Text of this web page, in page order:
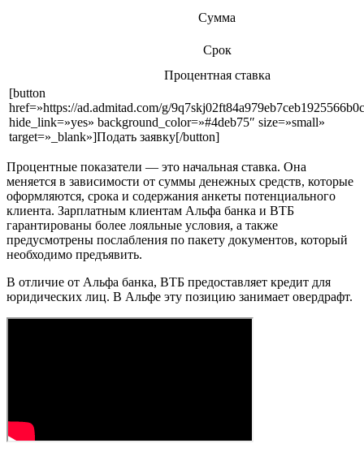
Сумма
Срок
Процентная ставка
[button
href=»https://ad.admitad.com/g/
hide_link=»yes» background_color=»#4deb75″ size=»small»
target=»_blank»]Подать заявку[/button]
Процентные показатели — это начальная ставка. Она
меняется в зависимости от суммы денежных средств, которые
оформляются, срока и содержания анкеты потенциального
клиента. Зарплатным клиентам Альфа банка и ВТБ
гарантированы более лояльные условия, а также
предусмотрены послабления по пакету документов, который
необходимо предъявить.
В отличие от Альфа банка, ВТБ предоставляет кредит для
юридических лиц. В Альфе эту позицию занимает овердрафт.